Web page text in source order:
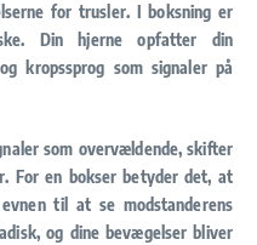
for trusler. I boksning er
Din hjerne opfatter din
kropssprog som signaler på
som overvældende, skifter
For en bokser betyder det, at
til at se modstanderens
og dine bevægelser bliver